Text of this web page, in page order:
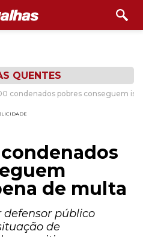
QUENTES
condenados pobres conseguem
de multa
defensor público
de